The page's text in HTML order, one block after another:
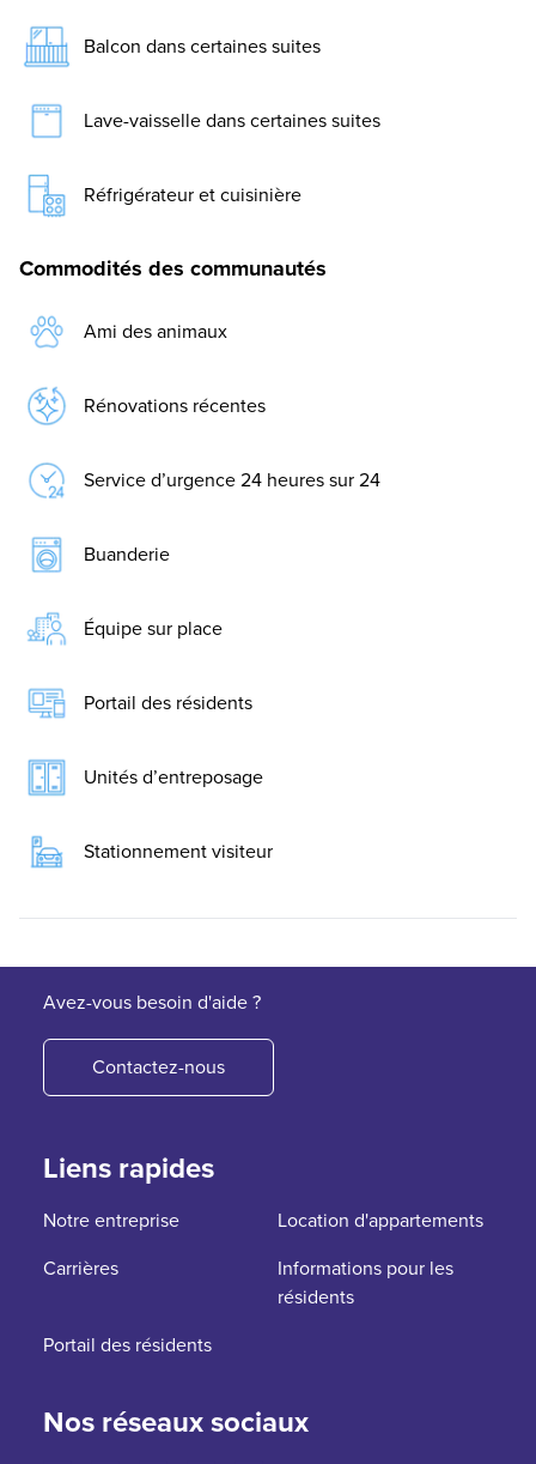
Balcon dans certaines suites
Lave-vaisselle dans certaines suites
Réfrigérateur et cuisinière
Commodités des communautés
Ami des animaux
Rénovations récentes
Service d’urgence 24 heures sur 24
Buanderie
Équipe sur place
Portail des résidents
Unités d’entreposage
Stationnement visiteur
Avez-vous besoin d'aide ?
Contactez-nous
Liens rapides
Notre entreprise
Location d'appartements
Carrières
Informations pour les
résidents
Portail des résidents
Nos réseaux sociaux